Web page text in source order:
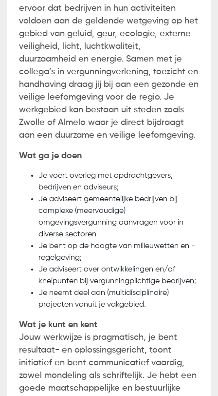
ervoor dat bedrijven in hun activiteiten
voldoen aan de geldende wetgeving op het
gebied van geluid, geur, ecologie, externe
veiligheid, licht, luchtkwaliteit,
duurzaamheid en energie. Samen met je
collega’s in vergunningverlening, toezicht en
handhaving draag jij bij aan een gezonde en
veilige leefomgeving voor de regio. Je
werkgebied kan bestaan uit steden zoals
Zwolle of Almelo waar je direct bijdraagt
aan een duurzame en veilige leefomgeving.
Wat ga je doen
Je voert overleg met opdrachtgevers,
bedrijven en adviseurs;
Je adviseert gemeentelijke bedrijven bij
complexe (meervoudige)
omgevingsvergunning aanvragen voor in
diverse sectoren
Je bent op de hoogte van milieuwetten en -
regelgeving;
Je adviseert over ontwikkelingen en/of
knelpunten bij vergunningplichtige bedrijven;
Je neemt deel aan (multidisciplinaire)
projecten vanuit je vakgebied.
Wat je kunt en kent
Jouw werkwijze is pragmatisch, je bent
resultaat- en oplossingsgericht, toont
initiatief en bent communicatief vaardig,
zowel mondeling als schriftelijk. Je hebt een
goede maatschappelijke en bestuurlijke